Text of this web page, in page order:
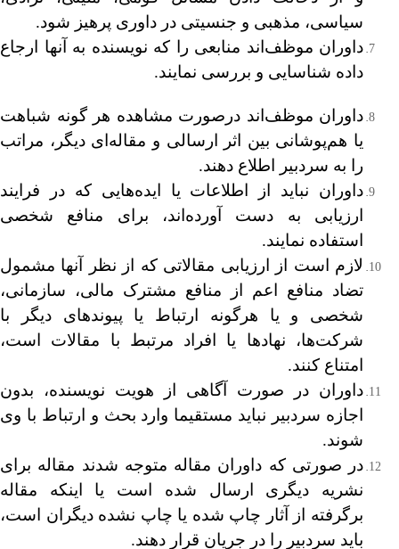
سیاسی، مذهبی و جنسیتی در داوری پرهیز شود.
داوران موظف‌اند منابعی را که نویسنده به آنها ارجاع
داده شناسایی و بررسی نمایند.
داوران موظف‌اند درصورت مشاهده هر گونه شباهت
یا هم‌پوشانی بین اثر ارسالی و مقاله‌ای دیگر، مراتب
را به سردبیر اطلاع دهند.
داوران نباید از اطلاعات یا ایده‌هایی که در فرایند
ارزیابی به دست آورده‌اند، برای منافع شخصی
استفاده نمایند.
لازم است از ارزیابی مقالاتی که از نظر آنها مشمول
تضاد منافع اعم از منافع مشترک مالی، سازمانی،
شخصی و یا هرگونه ارتباط یا پیوندهای دیگر با
شرکت‌ها، نهادها یا افراد مرتبط با مقالات است،
امتناع کنند.
داوران در صورت آگاهی از هویت نویسنده، بدون
اجازه سردبیر نباید مستقیما وارد بحث و ارتباط با وی
شوند.
در صورتی که داوران مقاله متوجه شدند مقاله برای
نشریه دیگری ارسال شده است یا اینکه مقاله
برگرفته از آثار چاپ شده یا چاپ نشده دیگران است،
باید سردبیر را در جریان قرار دهند.